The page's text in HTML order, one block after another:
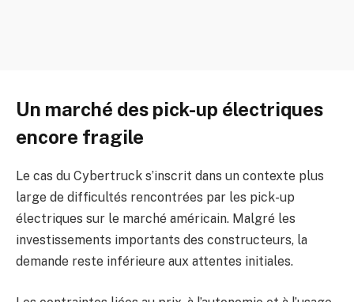
Un marché des pick-up électriques
encore fragile
Le cas du Cybertruck s’inscrit dans un contexte plus
large de difficultés rencontrées par les pick-up
électriques sur le marché américain. Malgré les
investissements importants des constructeurs, la
demande reste inférieure aux attentes initiales.